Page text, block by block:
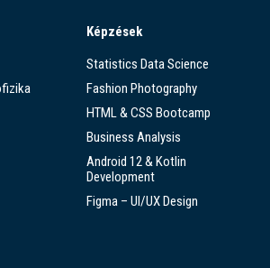
Képzések
Statistics Data Science
Fashion Photography
HTML & CSS Bootcamp
Business Analysis
Android 12 & Kotlin
Development
Figma – UI/UX Design